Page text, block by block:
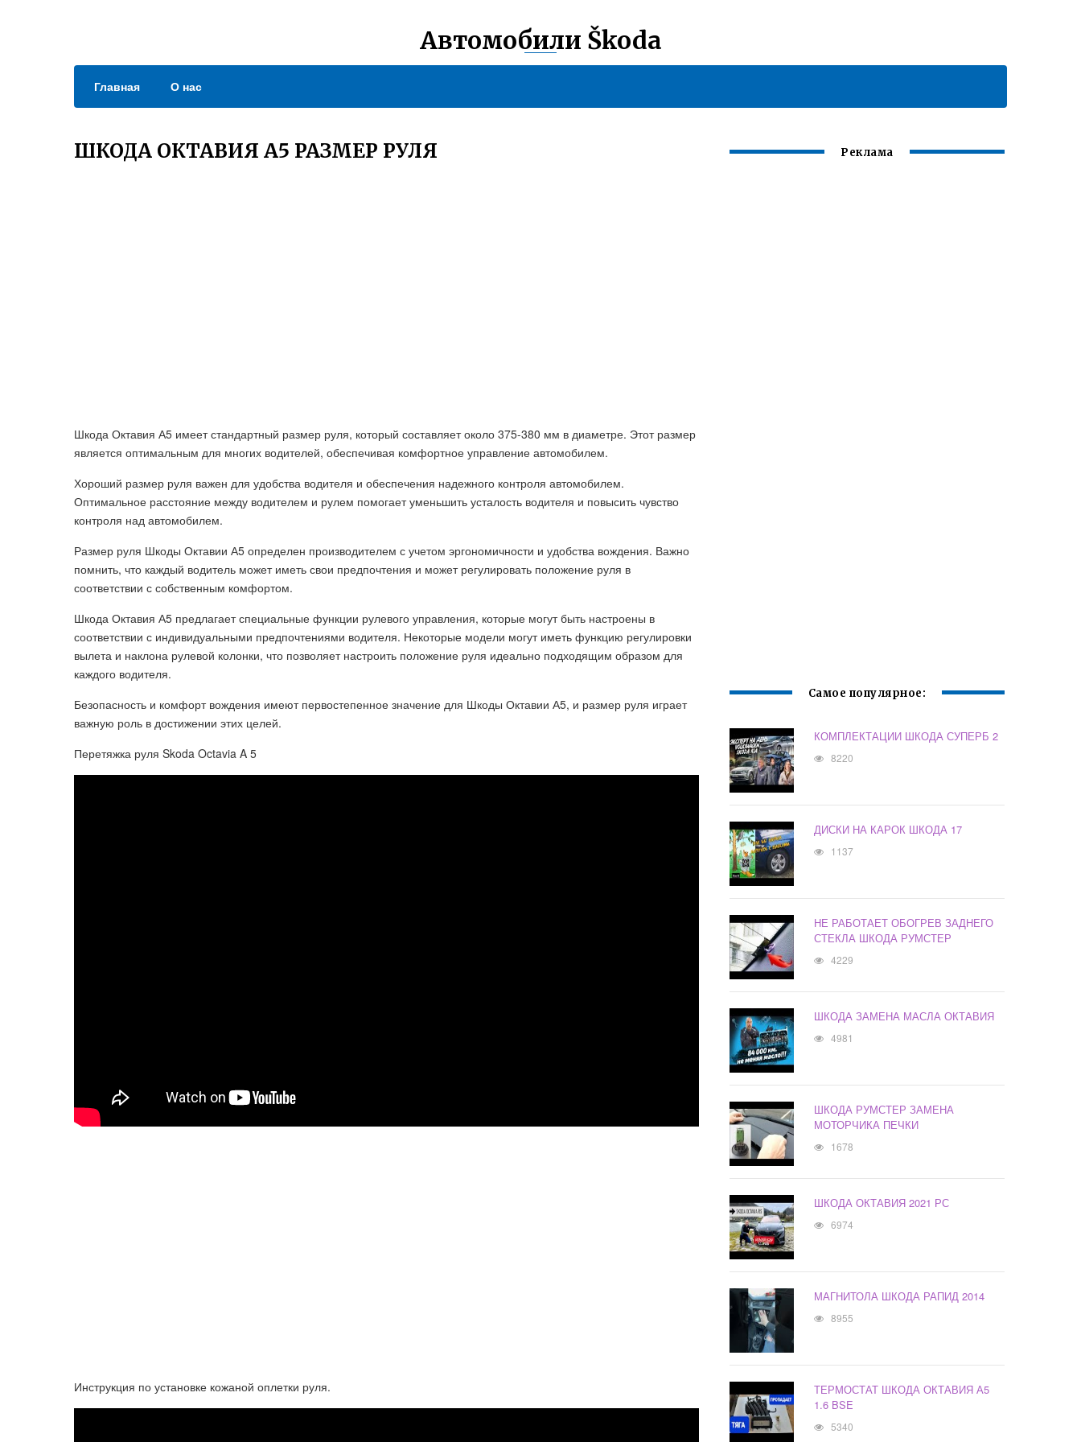
Автомобили Škoda
Главная О нас
ШКОДА ОКТАВИЯ А5 РАЗМЕР РУЛЯ
Шкода Октавия А5 имеет стандартный размер руля, который составляет около 375-380 мм в диаметре. Этот размер
является оптимальным для многих водителей, обеспечивая комфортное управление автомобилем.
Хороший размер руля важен для удобства водителя и обеспечения надежного контроля автомобилем.
Оптимальное расстояние между водителем и рулем помогает уменьшить усталость водителя и повысить чувство
контроля над автомобилем.
Размер руля Шкоды Октавии А5 определен производителем с учетом эргономичности и удобства вождения. Важно
помнить, что каждый водитель может иметь свои предпочтения и может регулировать положение руля в
соответствии с собственным комфортом.
Шкода Октавия А5 предлагает специальные функции рулевого управления, которые могут быть настроены в
соответствии с индивидуальными предпочтениями водителя. Некоторые модели могут иметь функцию регулировки
вылета и наклона рулевой колонки, что позволяет настроить положение руля идеально подходящим образом для
каждого водителя.
Безопасность и комфорт вождения имеют первостепенное значение для Шкоды Октавии А5, и размер руля играет
важную роль в достижении этих целей.
Перетяжка руля Skoda Octavia A 5
Инструкция по установке кожаной оплетки руля.
Реклама
Самое популярное:
КОМПЛЕКТАЦИИ ШКОДА СУПЕРБ 2
8220
ДИСКИ НА КАРОК ШКОДА 17
1137
НЕ РАБОТАЕТ ОБОГРЕВ ЗАДНЕГО
СТЕКЛА ШКОДА РУМСТЕР
4229
ШКОДА ЗАМЕНА МАСЛА ОКТАВИЯ
4981
ШКОДА РУМСТЕР ЗАМЕНА
МОТОРЧИКА ПЕЧКИ
1678
ШКОДА ОКТАВИЯ 2021 РС
6974
МАГНИТОЛА ШКОДА РАПИД 2014
8955
ТЕРМОСТАТ ШКОДА ОКТАВИЯ А5
1.6 BSE
5340